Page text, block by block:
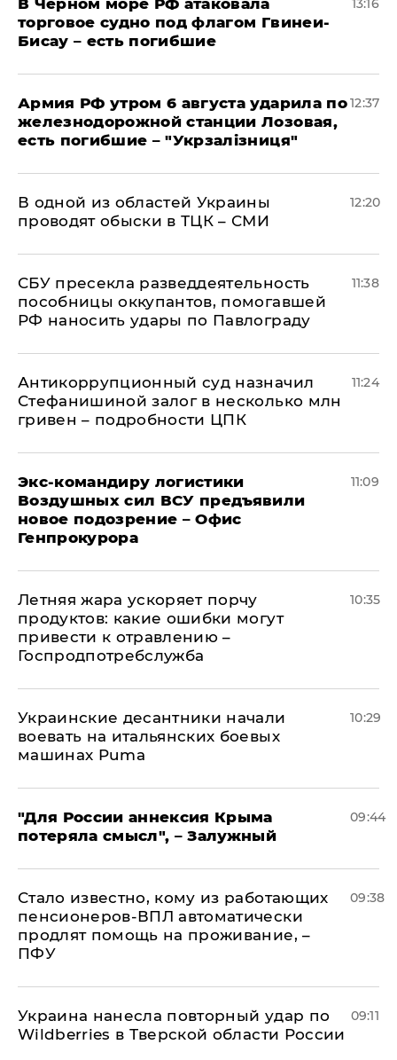
В Черном море РФ атаковала
торговое судно под флагом Гвинеи-
Бисау – есть погибшие
13:16
Армия РФ утром 6 августа ударила по
железнодорожной станции Лозовая,
есть погибшие – "Укрзалізниця"
12:37
В одной из областей Украины
проводят обыски в ТЦК – СМИ
12:20
СБУ пресекла разведдеятельность
пособницы оккупантов, помогавшей
РФ наносить удары по Павлограду
11:38
Антикоррупционный суд назначил
Стефанишиной залог в несколько млн
гривен – подробности ЦПК
11:24
Экс-командиру логистики
Воздушных сил ВСУ предъявили
новое подозрение – Офис
Генпрокурора
11:09
Летняя жара ускоряет порчу
продуктов: какие ошибки могут
привести к отравлению –
Госпродпотребслужба
10:35
Украинские десантники начали
воевать на итальянских боевых
машинах Puma
10:29
"Для России аннексия Крыма
потеряла смысл", – Залужный
09:44
Стало известно, кому из работающих
пенсионеров-ВПЛ автоматически
продлят помощь на проживание, –
ПФУ
09:38
Украина нанесла повторный удар по
Wildberries в Тверской области России
09:11